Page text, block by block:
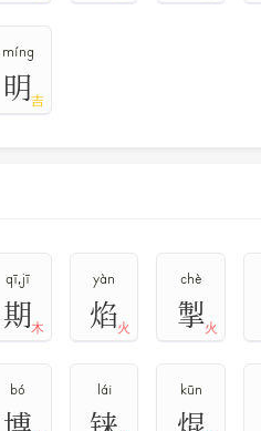
míng
明吉
qī,jī
期木
yàn
焰火
chè
掣火
bó lái kūn